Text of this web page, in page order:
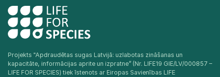
Projekts "Apdraudētas sugas Latvijā: uzlabotas zināšanas un
kapacitāte, informācijas aprite un izpratne” (Nr. LIFE19 GIE/LV/000857 –
LIFE FOR SPECIES) tiek īstenots ar Eiropas Savienības LIFE